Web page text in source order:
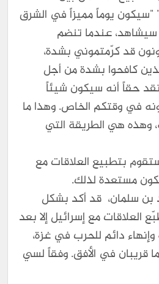
"سيكون يوماً مميزاً في الشرق
سيشاهد، عندما تنضم
قد كرّمتموني بشدة،
كافحوا بشدة من أجل
حقاً أنه سيكون شيئاً
في وقتكم الخاص. وهذا ما
وهذه هي الطريقة التي
بتطبيع العلاقات مع
مستعدة لذلك.
بن سلمان، قد أكد بشكل
العلاقات مع إسرائيل إلا بعد
دائم للحرب في غزة،
قريبان في الأفق. وفقاً لسي